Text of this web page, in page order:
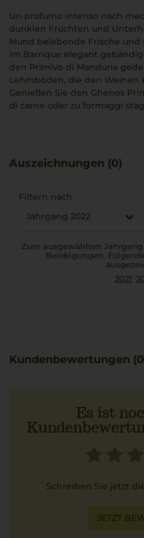
Un profumo intenso nach
dunklen Früchten und
Mund belebende Frische und
im Barrique elegant
den Primivo di Manduria
Lehmböden, die den Weinen
Genießen Sie den Ghenos
di carne oder zu formaggi
Auszeichnungen (0)
Filtern nach
Jahrgang 2022
Zum ausgewählten
Belobigungen.
2021
Kundenbewertungen
Es ist
Schreiben Sie jetzt
JETZT